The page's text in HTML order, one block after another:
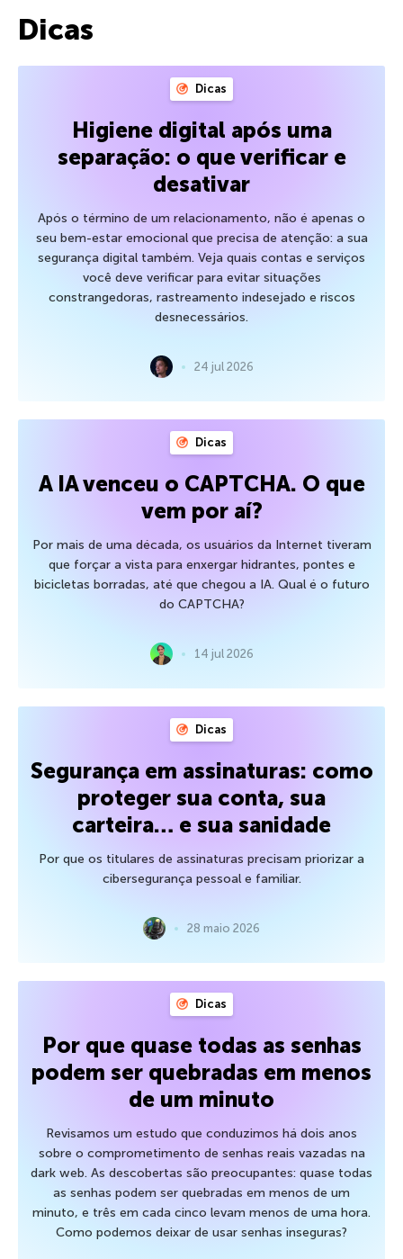
Dicas
Dicas
Higiene digital após uma
separação: o que verificar e
desativar
Após o término de um relacionamento, não é apenas o
seu bem-estar emocional que precisa de atenção: a sua
segurança digital também. Veja quais contas e serviços
você deve verificar para evitar situações
constrangedoras, rastreamento indesejado e riscos
desnecessários.
24 jul 2026
Dicas
A IA venceu o CAPTCHA. O que
vem por aí?
Por mais de uma década, os usuários da Internet tiveram
que forçar a vista para enxergar hidrantes, pontes e
bicicletas borradas, até que chegou a IA. Qual é o futuro
do CAPTCHA?
14 jul 2026
Dicas
Segurança em assinaturas: como
proteger sua conta, sua
carteira… e sua sanidade
Por que os titulares de assinaturas precisam priorizar a
cibersegurança pessoal e familiar.
28 maio 2026
Dicas
Por que quase todas as senhas
podem ser quebradas em menos
de um minuto
Revisamos um estudo que conduzimos há dois anos
sobre o comprometimento de senhas reais vazadas na
dark web. As descobertas são preocupantes: quase todas
as senhas podem ser quebradas em menos de um
minuto, e três em cada cinco levam menos de uma hora.
Como podemos deixar de usar senhas inseguras?